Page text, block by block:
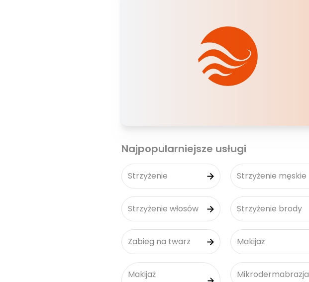
Najpopularniejsze usługi
Strzyżenie Strzyżenie męskie
Strzyżenie włosów Strzyżenie brody
Zabieg na twarz Makijaż
Makijaż
Mikrodermabrazja